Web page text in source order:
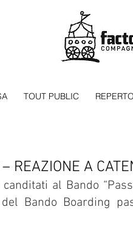
TOUT PUBLIC
REAZIONE A
al Bando
del Bando Boarding